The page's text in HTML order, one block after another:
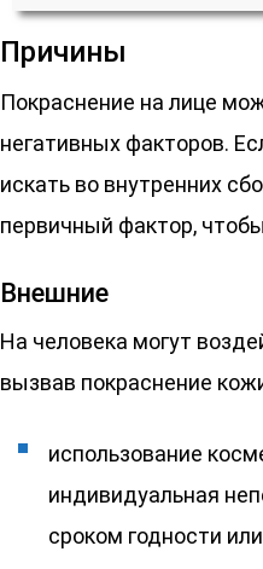
Причины
Покраснение на лице
негативных факторов.
искать во внутренних
первичный фактор,
Внешние
На человека могут
вызвав покраснение
использование
индивидуальная
сроком годности